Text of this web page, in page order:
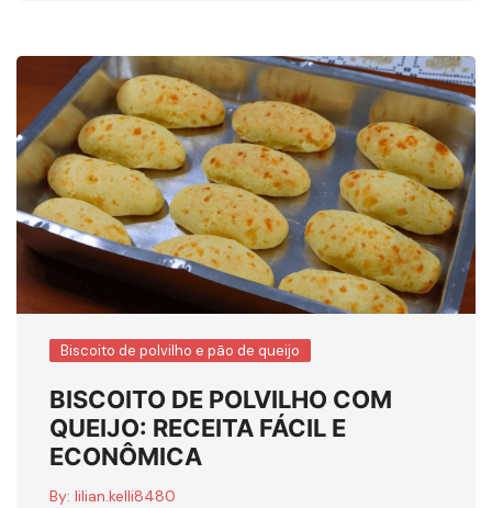
Biscoito de polvilho e pão de queijo
BISCOITO DE POLVILHO COM
QUEIJO: RECEITA FÁCIL E
ECONÔMICA
By: lilian.kelli8480